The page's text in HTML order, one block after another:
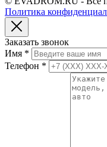
Политика
Заказать звонок
Имя *
Телефон *